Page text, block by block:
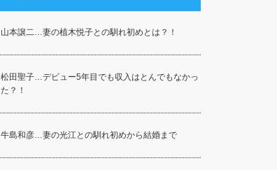
山本譲二…妻の植木悦子との馴れ初めとは？！
松田聖子…デビュー5年目でも収入はとんでもなかっ
た？！
牛島和彦…妻の光江との馴れ初めから結婚まで